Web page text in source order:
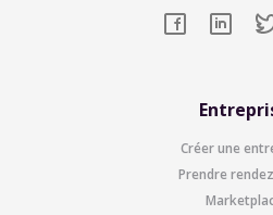
Créer une
Prendre